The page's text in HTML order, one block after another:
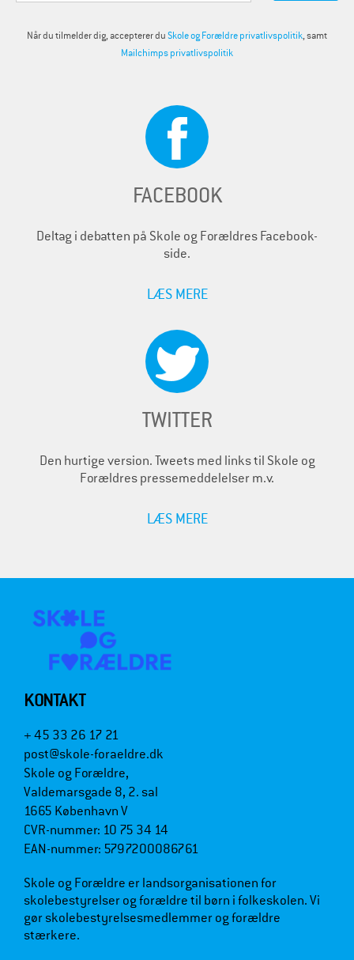
Når du tilmelder dig, accepterer duSkole og Forældre privatlivspolitik, samt
Mailchimps privatlivspolitik
FACEBOOK
Deltag i debatten på Skole og Forældres Facebook-
side.
LÆS MERE
TWITTER
Den hurtige version. Tweets med links til Skole og
Forældres pressemeddelelser m.v.
LÆS MERE
KONTAKT
+ 45 33 26 17 21
post@skole-foraeldre.dk
Skole og Forældre,
Valdemarsgade 8, 2. sal
1665 København V
CVR-nummer: 10 75 34 14
EAN-nummer: 5797200086761
Skole og Forældre er landsorganisationen for
skolebestyrelser og forældre til børn i folkeskolen. Vi
gør skolebestyrelsesmedlemmer og forældre
stærkere.